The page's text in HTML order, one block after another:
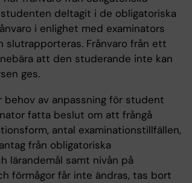
deltagit i de obligatoriska
i enlighet med examinators
slutrapporteras. Frånvaro från ett
att den studerande inte kan
ges.
behov av anpassning för student
fatta beslut om att frångå
antal examinationstillfällen,
från obligatoriska
lärandemål samt nivån på
förmågor får inte ändras, tas bort